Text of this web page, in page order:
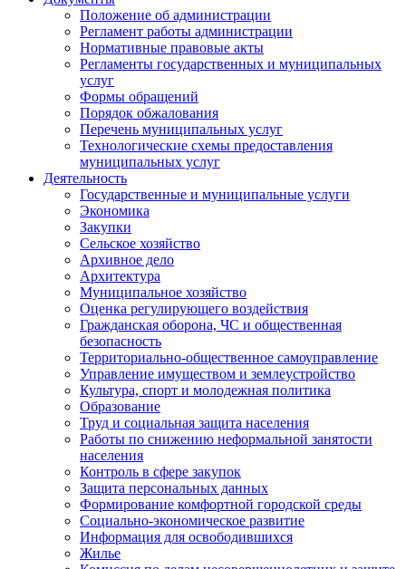
Положение об администрации
Регламент работы администрации
Нормативные правовые акты
Регламенты государственных и муниципальных
услуг
Формы обращений
Порядок обжалования
Перечень муниципальных услуг
Технологические схемы предоставления
муниципальных услуг
Деятельность
Государственные и муниципальные услуги
Экономика
Закупки
Сельское хозяйство
Архивное дело
Архитектура
Муниципальное хозяйство
Оценка регулирующего воздействия
Гражданская оборона, ЧС и общественная
безопасность
Территориально-общественное самоуправление
Управление имуществом и землеустройство
Культура, спорт и молодежная политика
Образование
Труд и социальная защита населения
Работы по снижению неформальной занятости
населения
Контроль в сфере закупок
Защита персональных данных
Формирование комфортной городской среды
Социально-экономическое развитие
Информация для освободившихся
Жилье